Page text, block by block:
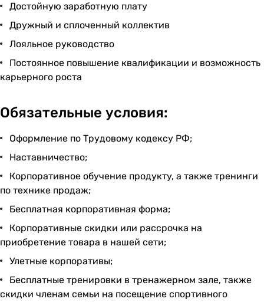
Достойную заработную плату
Дружный и сплоченный коллектив
Лояльное руководство
Постоянное повышение квалификации и возможность
карьерного роста
Обязательные условия:
Оформление по Трудовому кодексу РФ;
Наставничество;
Корпоративное обучение продукту, а также тренинги
по технике продаж;
Бесплатная корпоративная форма;
Корпоративные скидки или рассрочка на
приобретение товара в нашей сети;
Улетные корпоративы;
Бесплатные тренировки в тренажерном зале, также
скидки членам семьи на посещение спортивного